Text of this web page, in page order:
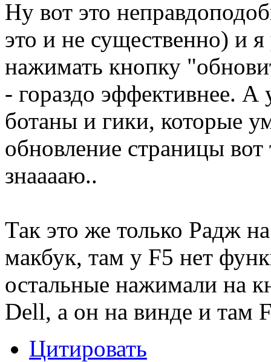
Ну вот это
это и не существенно) и
нажимать кнопку
- гораздо эффективнее. А
ботаны и гики, которые
обновление страницы
знааааю..
Так это же только Радж
макбук, там у F5 нет
остальные нажимали на
Dell, а он на винде и там
Цитировать